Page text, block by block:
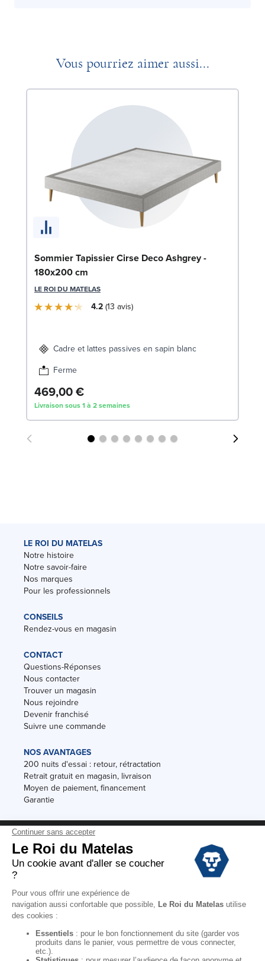
Vous pourriez aimer aussi...
Sommier Tapissier Cirse Deco Ashgrey -
180x200 cm
LE ROI DU MATELAS
4.2 13 avis
Cadre et lattes passives en sapin blanc
Ferme
469,00 €
Livraison sous 1 à 2 semaines
LE ROI DU MATELAS
Notre histoire
Notre savoir-faire
Nos marques
Pour les professionnels
CONSEILS
Rendez-vous en magasin
CONTACT
Questions-Réponses
Nous contacter
Trouver un magasin
Nous rejoindre
Devenir franchisé
Suivre une commande
NOS AVANTAGES
200 nuits d'essai : retour, rétractation
Retrait gratuit en magasin, livraison
Moyen de paiement, financement
Garantie
Conditions des offres
Black Friday
Destockage
Conditions Générales de vente magasin
Mentions Légales
Données personnelles